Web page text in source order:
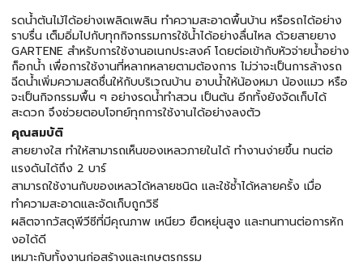
รดน้ำต้นไม้ได้อย่างเพลิดเพลิน ทำความสะอาดพื้นบ้าน หรือรถได้อย่าง
ราบรื่น เต็มอิ่มไปกับทุกกิจกรรมการใช้น้ำได้อย่างลื่นไหล ด้วยสายยาง
GARTENE สำหรับการใช้งานอเนกประสงค์ โดยต่อเข้ากับหัวจ่ายน้ำอย่าง
ก็อกน้ำ เพื่อการใช้งานที่หลากหลายตามต้องการ ไม่ว่าจะเป็นการล้างรถ
ฉีดน้ำเพิ่มความสดชื่นให้กับบริเวณบ้าน อาบน้ำให้น้องหมา น้องแมว หรือ
จะเป็นกิจกรรมพื้น ๆ อย่างรดน้ำทำสวน เป็นต้น อีกทั้งยังจัดเก็บได้
สะดวก จึงช่วยตอบโจทย์ทุกการใช้งานได้อย่างลงตัว
คุณสมบัติ
สายยางใส ทำให้สามารถเห็นของเหลวภายในได้ ทำงานง่ายขึ้น ทนต่อ
แรงดันได้ถึง 2 บาร์
สามารถใช้งานกับของเหลวได้หลายชนิด และใช้ซ้ำได้หลายครั้ง เมื่อ
ทำความสะอาดและจัดเก็บถูกวิธี
ผลิตจากวัสดุพีวีซีที่มีคุณภาพ เหนียว ยืดหยุ่นสูง และทนทานต่อการหัก
งอได้ดี
เหมาะกับทั้งงานก่อสร้างและเกษตรกรรม